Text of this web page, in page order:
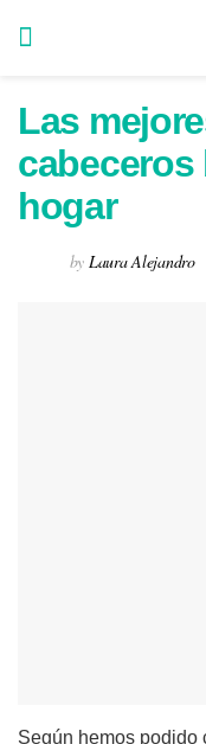
Las
cabeceros
hogar
by Laura Alejandro
Según hemos podido